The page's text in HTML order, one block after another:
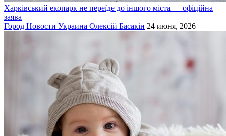
Харківський екопарк не переїде до іншого міста — офіційна
заява
Город Новости Украина Олексій Басакін 24 июня, 2026